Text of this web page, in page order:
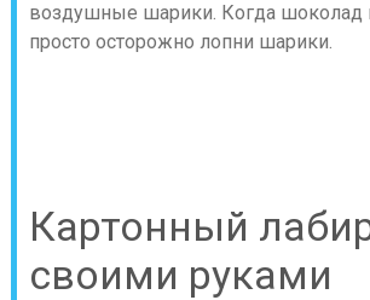
воздушные шарики. Когда шоколад
просто осторожно лопни шарики.
Картонный
своими руками